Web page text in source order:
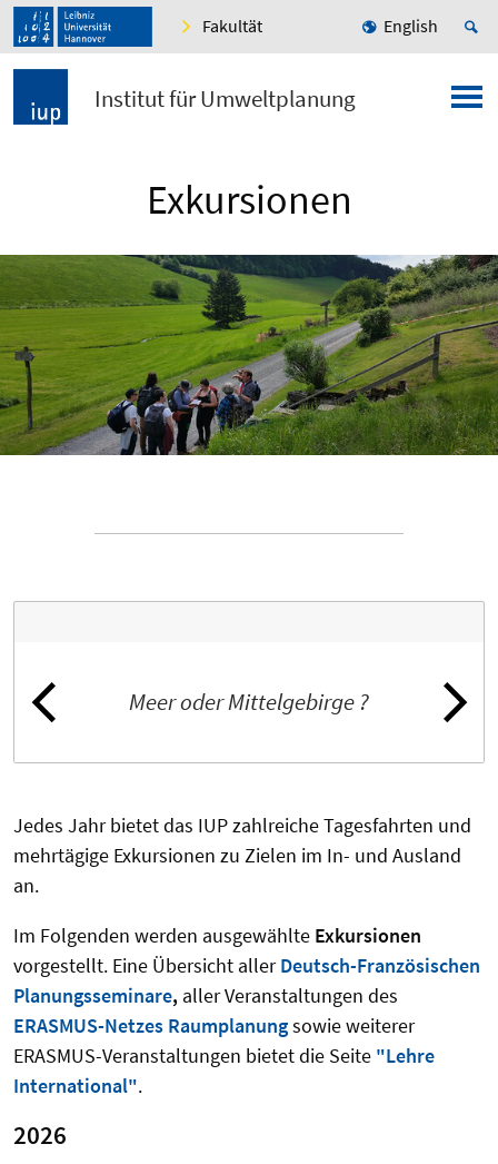
Fakultät English
Institut für Umweltplanung
Exkursionen
Meer oder Mittelgebirge ?
Jedes Jahr bietet das IUP zahlreiche Tagesfahrten und
mehrtägige Exkursionen zu Zielen im In- und Ausland
an.
Im Folgenden werden ausgewählte Exkursionen
vorgestellt. Eine Übersicht allerDeutsch-Französischen
Planungsseminare, aller Veranstaltungen des
ERASMUS-Netzes Raumplanungsowie weiterer
ERASMUS-Veranstaltungen bietet die Seite "Lehre
International".
2026